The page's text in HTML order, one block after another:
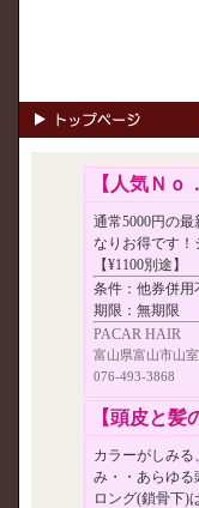
【人気Ｎ
通常5000円の
なりお得です！
【¥1100別途】
条件： 他券併用
期限： 無期限
PACAR HAIR
富山県富山市山
076-493-3868
【頭皮と
カラーがしみ
み・・あらゆる
ロング(鎖骨下)